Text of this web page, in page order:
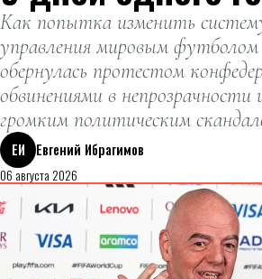
Как попытка изменить
управления мировым футболом
обернулась протестом
обвинениями в непрозрачности
громким политическим
ЕИ
Евгений Ибрагимов
06 августа 2026